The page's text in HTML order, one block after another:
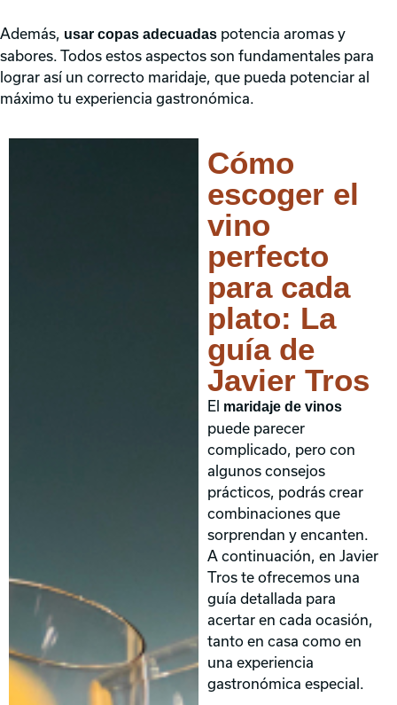
Además, usar copas adecuadas potencia aromas y
sabores. Todos estos aspectos son fundamentales para
lograr así un correcto maridaje, que pueda potenciar al
máximo tu experiencia gastronómica.
Cómo
escoger el
vino
perfecto
para cada
plato: La
guía de
Javier Tros
El maridaje de vinos
puede parecer
complicado, pero con
algunos consejos
prácticos, podrás crear
combinaciones que
sorprendan y encanten.
A continuación, en Javier
Tros te ofrecemos una
guía detallada para
acertar en cada ocasión,
tanto en casa como en
una experiencia
gastronómica especial.